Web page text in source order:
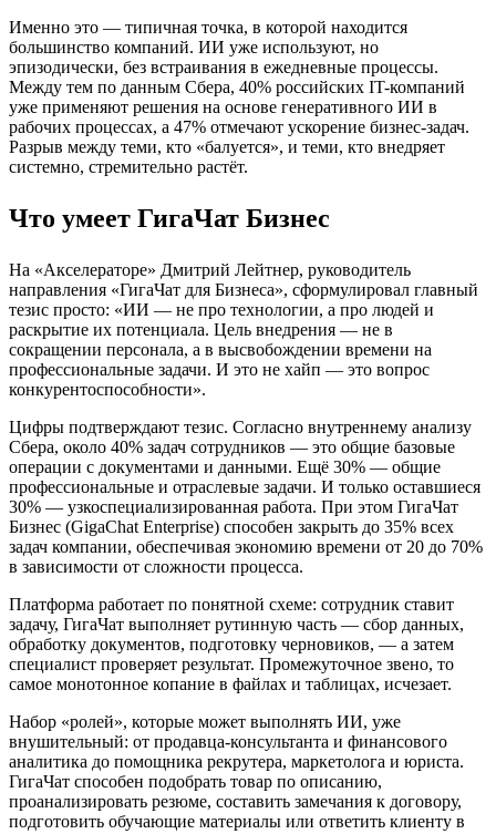
Именно это — типичная точка, в которой находится
большинство компаний. ИИ уже используют, но
эпизодически, без встраивания в ежедневные процессы.
Между тем по данным Сбера, 40% российских IT-компаний
уже применяют решения на основе генеративного ИИ в
рабочих процессах, а 47% отмечают ускорение бизнес-задач.
Разрыв между теми, кто «балуется», и теми, кто внедряет
системно, стремительно растёт.
Что умеет ГигаЧат Бизнес
На «Акселераторе» Дмитрий Лейтнер, руководитель
направления «ГигаЧат для Бизнеса», сформулировал главный
тезис просто: «ИИ — не про технологии, а про людей и
раскрытие их потенциала. Цель внедрения — не в
сокращении персонала, а в высвобождении времени на
профессиональные задачи. И это не хайп — это вопрос
конкурентоспособности».
Цифры подтверждают тезис. Согласно внутреннему анализу
Сбера, около 40% задач сотрудников — это общие базовые
операции с документами и данными. Ещё 30% — общие
профессиональные и отраслевые задачи. И только оставшиеся
30% — узкоспециализированная работа. При этом ГигаЧат
Бизнес (GigaChat Enterprise) способен закрыть до 35% всех
задач компании, обеспечивая экономию времени от 20 до 70%
в зависимости от сложности процесса.
Платформа работает по понятной схеме: сотрудник ставит
задачу, ГигаЧат выполняет рутинную часть — сбор данных,
обработку документов, подготовку черновиков, — а затем
специалист проверяет результат. Промежуточное звено, то
самое монотонное копание в файлах и таблицах, исчезает.
Набор «ролей», которые может выполнять ИИ, уже
внушительный: от продавца-консультанта и финансового
аналитика до помощника рекрутера, маркетолога и юриста.
ГигаЧат способен подобрать товар по описанию,
проанализировать резюме, составить замечания к договору,
подготовить обучающие материалы или ответить клиенту в